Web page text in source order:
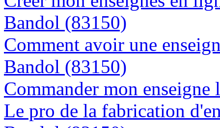
Bandol (83150)
Comment avoir une
Bandol (83150)
Commander mon
Le pro de la fabrication